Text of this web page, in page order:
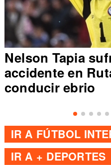
Nelson Tapia
accidente en
conducir ebrio
IR A FÚTBOL
IR A + DEPORTES